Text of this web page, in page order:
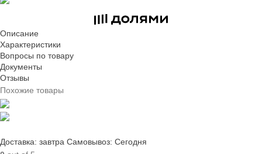
Описание
Характеристики
Вопросы по товару
Документы
Отзывы
Похожие товары
Доставка: завтра Самовывоз: Сегодня